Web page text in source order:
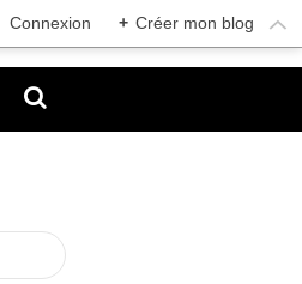
Connexion + Créer mon blog